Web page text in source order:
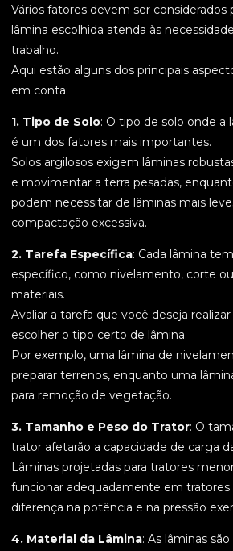
Vários fatores devem ser considerados
lâmina escolhida atenda às
trabalho.
Aqui estão alguns dos principais
em conta:
1. Tipo de Solo: O tipo de solo onde a
é um dos fatores mais importantes.
Solos argilosos exigem lâminas
e movimentar a terra pesadas,
podem necessitar de lâminas mais
compactação excessiva.
2. Tarefa Específica: Cada lâmina
específico, como nivelamento, corte
materiais.
Avaliar a tarefa que você deseja
escolher o tipo certo de lâmina.
Por exemplo, uma lâmina de
preparar terrenos, enquanto uma
para remoção de vegetação.
3. Tamanho e Peso do Trator: O
trator afetarão a capacidade de carga
Lâminas projetadas para tratores
funcionar adequadamente em tratores
diferença na potência e na pressão
4. Material da Lâmina: As lâminas